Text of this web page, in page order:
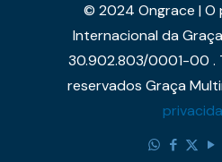
© 2024 Ongrace | O
Internacional da
30.902.803/0001-00 .
reservados Graça